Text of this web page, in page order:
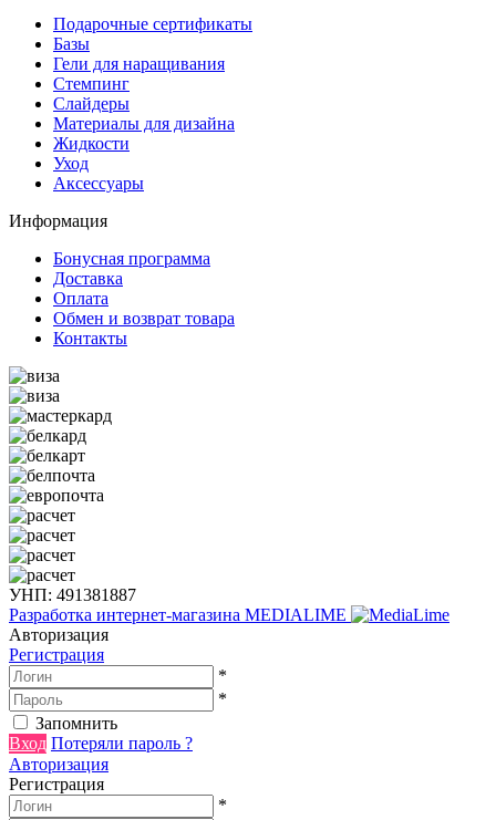
Подарочные сертификаты
Базы
Гели для наращивания
Стемпинг
Слайдеры
Материалы для дизайна
Жидкости
Уход
Аксессуары
Информация
Бонусная программа
Доставка
Оплата
Обмен и возврат товара
Контакты
УНП: 491381887
Разработка интернет-магазина MEDIALIME
Авторизация
Регистрация
*
*
Запомнить
Вход Потеряли пароль ?
Авторизация
Регистрация
*